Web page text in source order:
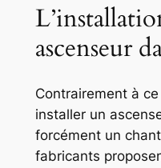
ascenseur
Contrairement à ce
installer un
forcément un
fabricants